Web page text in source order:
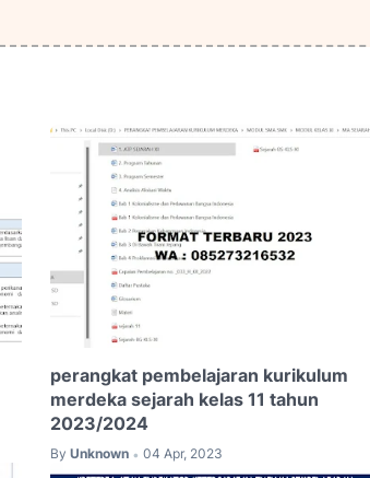
perangkat pembelajaran kurikulum
merdeka sejarah kelas 11 tahun
2023/2024
By Unknown • 04 Apr, 2023